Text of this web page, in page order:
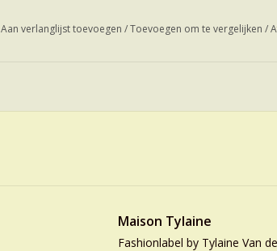
Aan verlanglijst toevoegen /Toevoegen om te vergelijken /
Maison Tylaine
Fashionlabel by Tylaine Van